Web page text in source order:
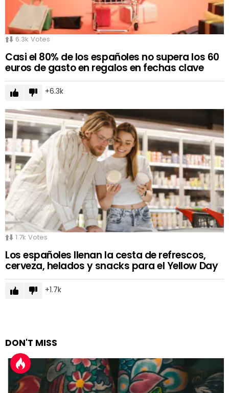
6.3k Votes
Casi el 80% de los españoles no supera los 60
euros de gasto en regalos en fechas clave
6.3k
1.7k Votes
Los españoles llenan la cesta de refrescos,
cerveza, helados y snacks para el Yellow Day
1.7k
DON'T MISS